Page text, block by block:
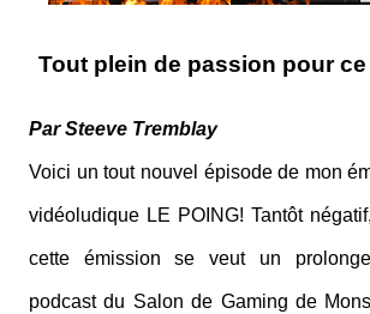
Tout plein de passion pour
Par Steeve Tremblay
Voici un tout nouvel épisode de mon
vidéoludique LE POING! Tantôt
cette émission se veut un
podcast du Salon de Gaming de